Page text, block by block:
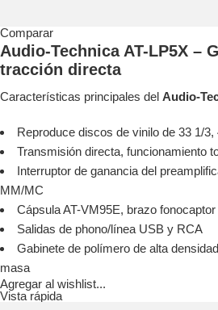
Comparar
Audio-Technica AT-LP5X –
tracción directa
Características principales del Audio-
Reproduce discos de vinilo de 33 1/3,
Transmisión directa, funcionamiento
Interruptor de ganancia del
MM/MC
Cápsula AT-VM95E, brazo
Salidas de phono/línea USB y RCA
Gabinete de polímero de alta
masa
Agregar al wishlist...
Vista rápida